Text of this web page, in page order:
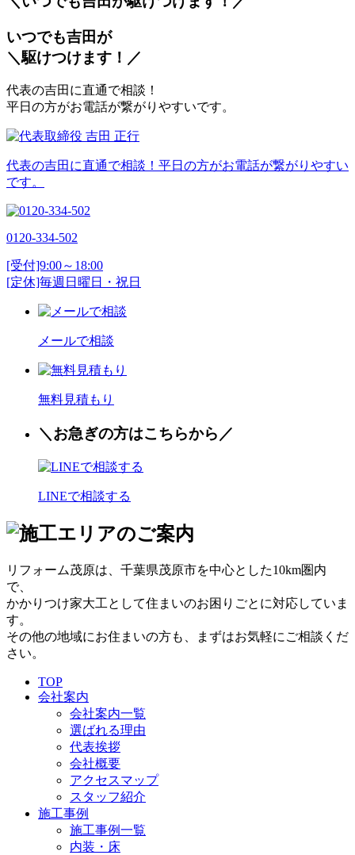
いつでも吉田が
＼駆けつけます！／
代表の吉田に直通で相談！
平日の方がお電話が繋がりやすいです。
代表の吉田に直通で相談！平日の方がお電話が繋がりやすい
です。
0120-334-502
[受付]9:00～18:00
[定休]毎週日曜日・祝日
メールで相談
無料見積もり
＼お急ぎの方はこちらから／
LINEで相談する
リフォーム茂原は、千葉県茂原市を中心とした10km圏内
で、
かかりつけ家大工として住まいのお困りごとに対応していま
す。
その他の地域にお住まいの方も、まずはお気軽にご相談くだ
さい。
TOP
会社案内
会社案内一覧
選ばれる理由
代表挨拶
会社概要
アクセスマップ
スタッフ紹介
施工事例
施工事例一覧
内装・床